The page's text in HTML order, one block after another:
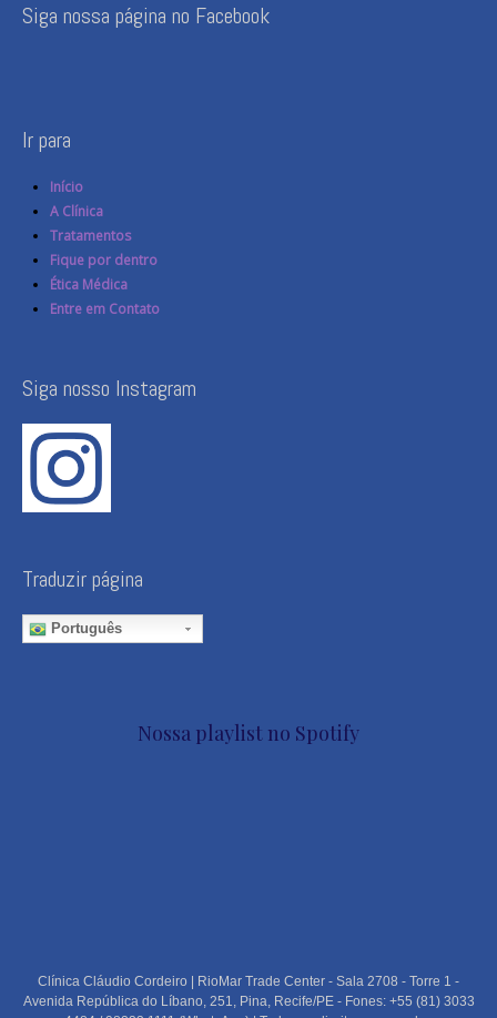
Siga nossa página no Facebook
Ir para
Início
A Clínica
Tratamentos
Fique por dentro
Ética Médica
Entre em Contato
Siga nosso Instagram
Traduzir página
Português
Nossa playlist no Spotify
Clínica Cláudio Cordeiro | RioMar Trade Center - Sala 2708 - Torre 1 -
Avenida República do Líbano, 251, Pina, Recife/PE - Fones: +55 (81) 3033